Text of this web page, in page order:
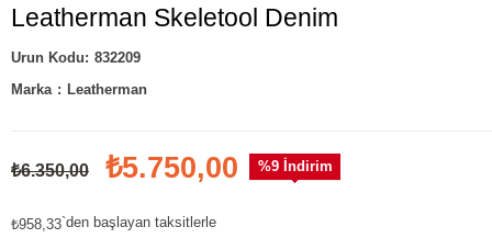
Leatherman Skeletool Denim
832209
Marka : Leatherman
₺6.350,00 ₺5.750,00
₺958,33`den başlayan taksitlerle
%9İndirim